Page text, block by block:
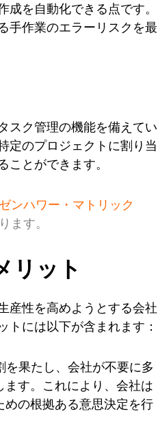
を自動化できる点です。
手作業のエラーリスクを最
スク管理の機能を備えてい
定のプロジェクトに割り当
とができます。
ンハワー・マトリック
ます。
リット
産性を高めようとする会社
には以下が含まれます：
果たし、会社が不要に多
す。これにより、会社は
の根拠ある意思決定を行